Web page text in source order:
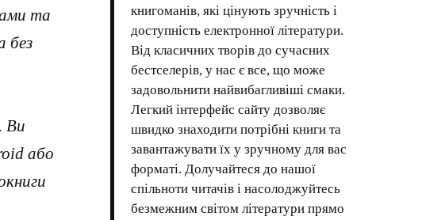
та
без
Ви
або
книгоманів, які цінують зручність і
доступність електронної літератури.
Від класичних творів до сучасних
бестселерів, у нас є все, що може
задовольнити найвибагливіші смаки.
Легкий інтерфейс сайту дозволяє
швидко знаходити потрібні книги та
завантажувати їх у зручному для вас
форматі. Долучайтеся до нашої
спільноти читачів і насолоджуйтесь
безмежним світом літератури прямо